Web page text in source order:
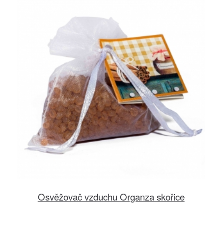
Osvěžovač vzduchu Organza skořice